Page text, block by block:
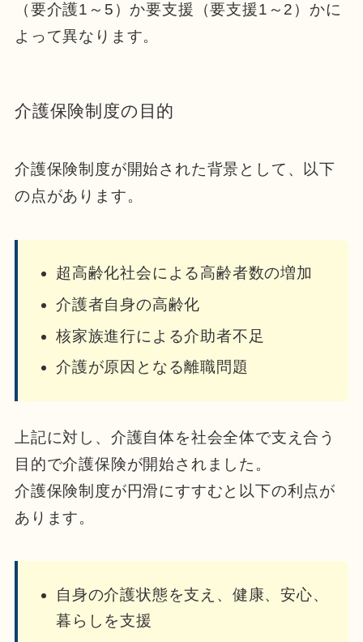
（要介護1～5）か要支援（要支援1～2）かに
よって異なります。
介護保険制度の目的
介護保険制度が開始された背景として、以下
の点があります。
超高齢化社会による高齢者数の増加
介護者自身の高齢化
核家族進行による介助者不足
介護が原因となる離職問題
上記に対し、介護自体を社会全体で支え合う
目的で介護保険が開始されました。
介護保険制度が円滑にすすむと以下の利点が
あります。
自身の介護状態を支え、健康、安心、
暮らしを支援